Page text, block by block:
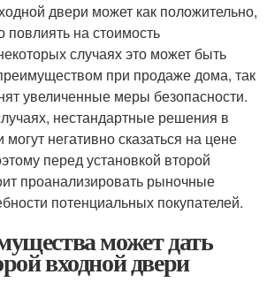
двери может как положительно,
повлиять на стоимость
случаях это может быть
при продаже дома, так
увеличенные меры безопасности.
нестандартные решения в
негативно сказаться на цене
перед установкой второй
проанализировать рыночные
потенциальных покупателей.
может дать
входной двери